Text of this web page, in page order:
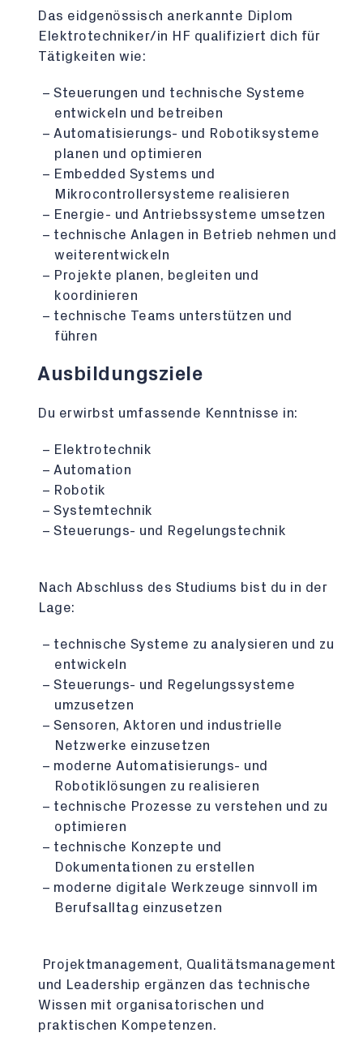
Das eidgenössisch anerkannte Diplom
Elektrotechniker/in HF qualifiziert dich für
Tätigkeiten wie:
Steuerungen und technische Systeme
entwickeln und betreiben
Automatisierungs- und Robotiksysteme
planen und optimieren
Embedded Systems und
Mikrocontrollersysteme realisieren
Energie- und Antriebssysteme umsetzen
technische Anlagen in Betrieb nehmen und
weiterentwickeln
Projekte planen, begleiten und
koordinieren
technische Teams unterstützen und
führen
Ausbildungsziele
Du erwirbst umfassende Kenntnisse in:
Elektrotechnik
Automation
Robotik
Systemtechnik
Steuerungs- und Regelungstechnik
Nach Abschluss des Studiums bist du in der
Lage:
technische Systeme zu analysieren und zu
entwickeln
Steuerungs- und Regelungssysteme
umzusetzen
Sensoren, Aktoren und industrielle
Netzwerke einzusetzen
moderne Automatisierungs- und
Robotiklösungen zu realisieren
technische Prozesse zu verstehen und zu
optimieren
technische Konzepte und
Dokumentationen zu erstellen
moderne digitale Werkzeuge sinnvoll im
Berufsalltag einzusetzen
Projektmanagement, Qualitätsmanagement
und Leadership ergänzen das technische
Wissen mit organisatorischen und
praktischen Kompetenzen.